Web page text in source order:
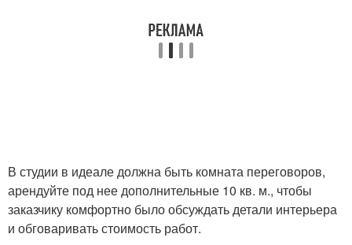
В студии в идеале должна быть комната переговоров,
арендуйте под нее дополнительные 10 кв. м., чтобы
заказчику комфортно было обсуждать детали интерьера
и обговаривать стоимость работ.